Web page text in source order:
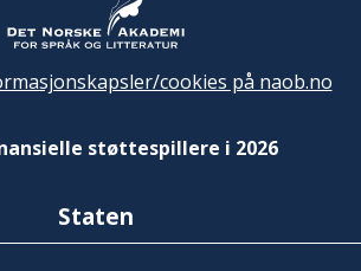
cookies på naob.no
støttespillere i 2026
Staten